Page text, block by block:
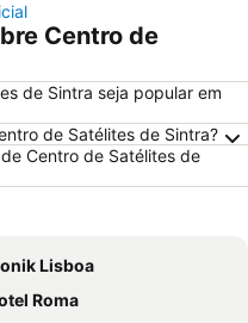
Centro de
de Sintra seja popular em
de Satélites de Sintra?
Centro de Satélites de
Lisboa
Roma